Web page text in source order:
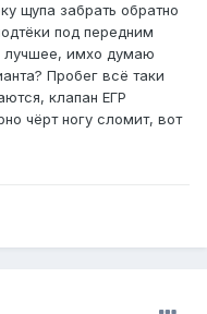
щупа забрать обратно
под передним
лучшее, имхо думаю
Пробег всё таки
клапан ЕГР
чёрт ногу сломит, вот